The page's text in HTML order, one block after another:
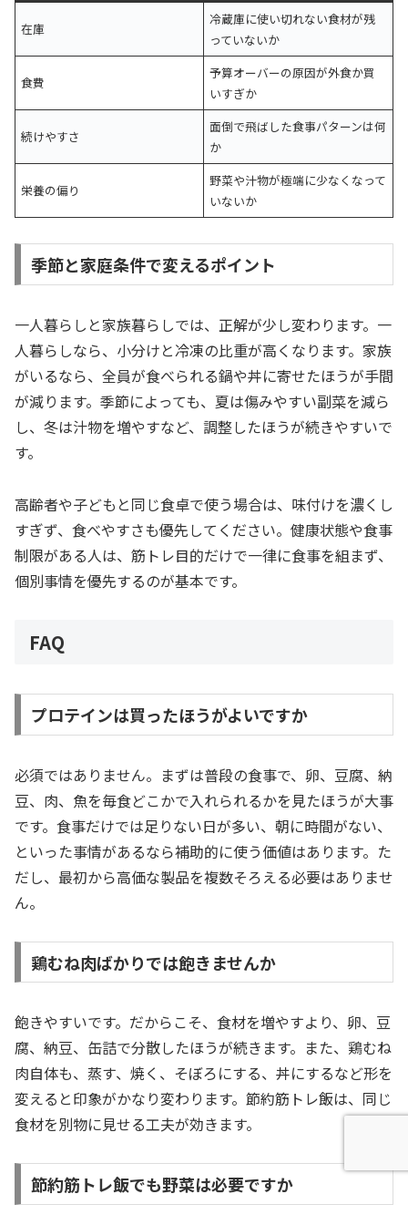
在庫
冷蔵庫に使い切れない食材が残
っていないか
食費
予算オーバーの原因が外食か買
いすぎか
続けやすさ
面倒で飛ばした食事パターンは何
か
栄養の偏り
野菜や汁物が極端に少なくなって
いないか
季節と家庭条件で変えるポイント
一人暮らしと家族暮らしでは、正解が少し変わります。一
人暮らしなら、小分けと冷凍の比重が高くなります。家族
がいるなら、全員が食べられる鍋や丼に寄せたほうが手間
が減ります。季節によっても、夏は傷みやすい副菜を減ら
し、冬は汁物を増やすなど、調整したほうが続きやすいで
す。
高齢者や子どもと同じ食卓で使う場合は、味付けを濃くし
すぎず、食べやすさも優先してください。健康状態や食事
制限がある人は、筋トレ目的だけで一律に食事を組まず、
個別事情を優先するのが基本です。
FAQ
プロテインは買ったほうがよいですか
必須ではありません。まずは普段の食事で、卵、豆腐、納
豆、肉、魚を毎食どこかで入れられるかを見たほうが大事
です。食事だけでは足りない日が多い、朝に時間がない、
といった事情があるなら補助的に使う価値はあります。た
だし、最初から高価な製品を複数そろえる必要はありませ
ん。
鶏むね肉ばかりでは飽きませんか
飽きやすいです。だからこそ、食材を増やすより、卵、豆
腐、納豆、缶詰で分散したほうが続きます。また、鶏むね
肉自体も、蒸す、焼く、そぼろにする、丼にするなど形を
変えると印象がかなり変わります。節約筋トレ飯は、同じ
食材を別物に見せる工夫が効きます。
節約筋トレ飯でも野菜は必要ですか